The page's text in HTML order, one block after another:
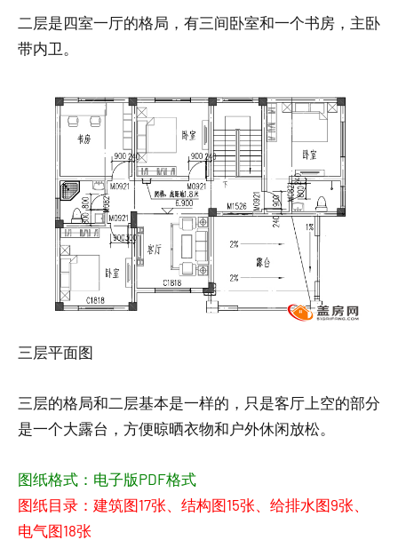
二层是四室一厅的格局，有三间卧室和一个书房，主卧
带内卫。
三层平面图
三层的格局和二层基本是一样的，只是客厅上空的部分
是一个大露台，方便晾晒衣物和户外休闲放松。
图纸格式：电子版PDF格式
图纸目录：建筑图17张、结构图15张、给排水图9张、
电气图18张